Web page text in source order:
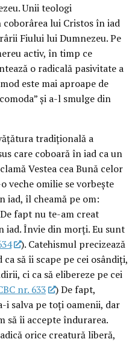
Unii teologi
lui Cristos în iad
Fiului lui Dumnezeu. Pe
activ, în timp ce
o radicală pasivitate a
este mai aproape de
şi a-l smulge din
tradiţională a
care coboară în iad ca un
Vestea cea Bună celor
veche omilie se vorbeşte
iad, îl cheamă pe om:
fapt nu te-am creat
Învie din morţi. Eu sunt
). Catehismul precizează
să îi scape pe cei osândiţi,
ci ca să elibereze pe cei
nr. 633
) De fapt,
i salva pe toţi oamenii, dar
să îi accepte îndurarea.
orice creatură liberă,